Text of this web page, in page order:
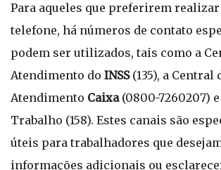
Para aqueles que preferirem
telefone, há números de contato
podem ser utilizados, tais como a
Atendimento do INSS(135), a Central
Atendimento Caixa(0800-7260207)
Trabalho (158). Estes canais são
úteis para trabalhadores que
informações adicionais ou